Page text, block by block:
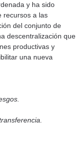
y ha sido
recursos a las
del conjunto de
descentralización que
productivas y
una nueva